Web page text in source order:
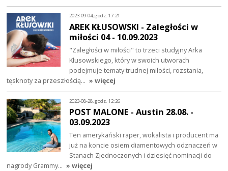
2023-09-04, godz. 17:21
AREK KŁUSOWSKI - Zaległości w
miłości 04 - 10.09.2023
"Zaległości w miłości" to trzeci studyjny Arka
Kłusowskiego, który w swoich utworach
podejmuje tematy trudnej miłości, rozstania,
tęsknoty za przeszłością… » więcej
2023-08-28, godz. 12:26
POST MALONE - Austin 28.08. -
03.09.2023
Ten amerykański raper, wokalista i producent ma
już na koncie osiem diamentowych odznaczeń w
Stanach Zjednoczonych i dziesięć nominacji do
nagrody Grammy… » więcej